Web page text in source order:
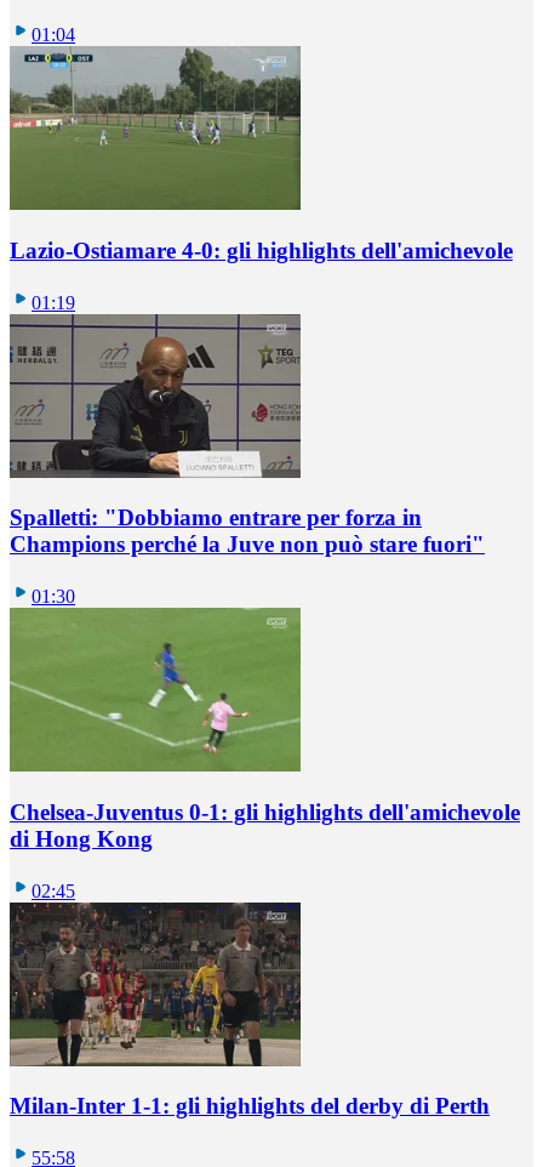
01:04
Lazio-Ostiamare 4-0: gli highlights dell'amichevole
01:19
Spalletti: "Dobbiamo entrare per forza in
Champions perché la Juve non può stare fuori"
01:30
Chelsea-Juventus 0-1: gli highlights dell'amichevole
di Hong Kong
02:45
Milan-Inter 1-1: gli highlights del derby di Perth
55:58